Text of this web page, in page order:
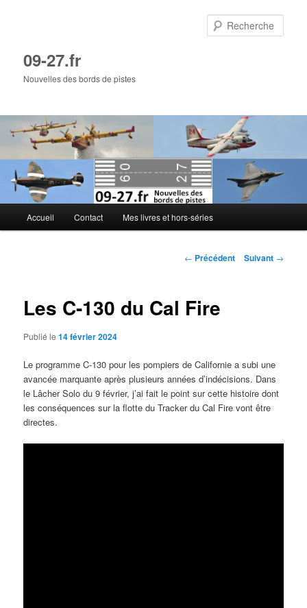
09-27.fr
Nouvelles des bords de pistes
principal
Accueil Contact Mes livres et hors-séries
Navigation
← Précédent Suivant →
Les C-130 du Cal Fire
Publié le14 février 2024
Le programme C-130 pour les pompiers de Californie a subi une
avancée marquante après plusieurs années d’indécisions. Dans
le Lâcher Solo du 9 février, j’ai fait le point sur cette histoire dont
les conséquences sur la flotte du Tracker du Cal Fire vont être
directes.